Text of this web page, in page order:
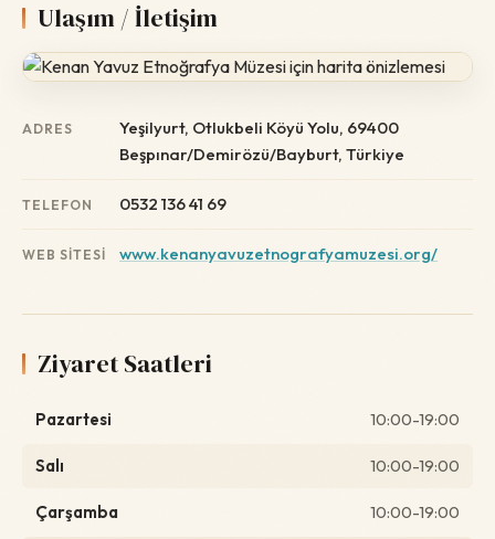
Ulaşım / İletişim
ADRES
Yeşilyurt, Otlukbeli Köyü Yolu, 69400
Beşpınar/Demirözü/Bayburt, Türkiye
TELEFON 0532 136 41 69
WEB SITESI www.kenanyavuzetnografyamuzesi.org/
Ziyaret Saatleri
Pazartesi 10:00-19:00
Salı 10:00-19:00
Çarşamba 10:00-19:00